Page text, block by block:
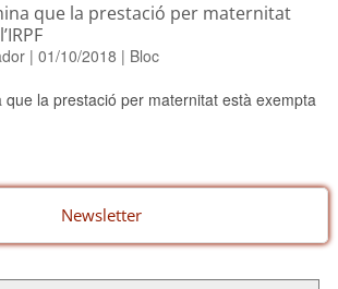
que la prestació per maternitat
| 01/10/2018 | Bloc
que la prestació per maternitat està exempta
Newsletter